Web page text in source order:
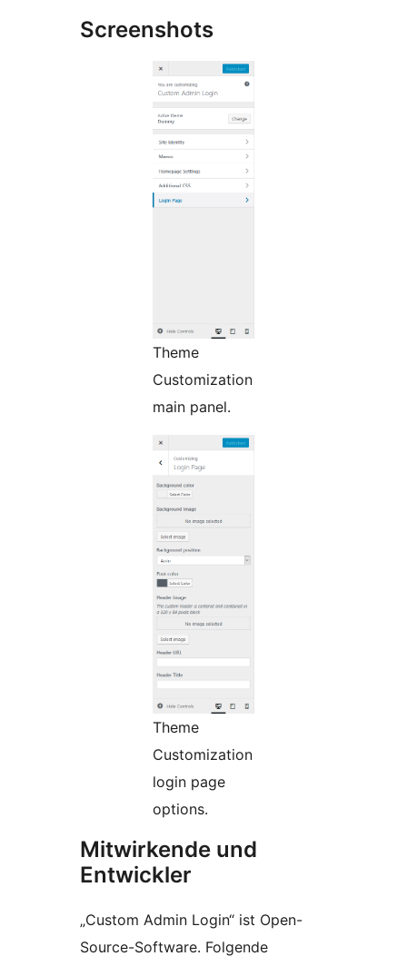
Screenshots
Theme
Customization
main panel.
Theme
Customization
login page
options.
Mitwirkende und
Entwickler
„Custom Admin Login“ ist Open-
Source-Software. Folgende